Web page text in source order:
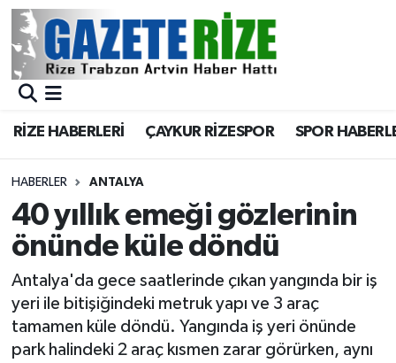
RİZE HABERLERİ ÇAYKUR RİZESPOR SPOR
HABERLER ANTALYA
40 yıllık emeği gözlerinin
önünde küle döndü
Antalya'da gece saatlerinde çıkan yangında bir iş
yeri ile bitişiğindeki metruk yapı ve 3 araç
tamamen küle döndü. Yangında iş yeri önünde
park halindeki 2 araç kısmen zarar görürken, aynı
BÖLGEMİZ
Asayiş
Rize Jandarma Komutanlığı
Bilim Teknoloji
Bölge
Merkez Nöbetçi Eczaneler
Merkez Trafik Yoğunluk Haritası
Süper Lig Puan Durumu ve Fikstür
Tüm Manşetler
Son Dakika Haberleri